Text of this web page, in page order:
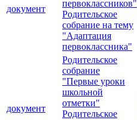
документ
первоклассников"
Родительское
собрание на тему
"Адаптация
первоклассника"
документ
Родительское
собрание
"Первые уроки
школьной
отметки"
Родительское